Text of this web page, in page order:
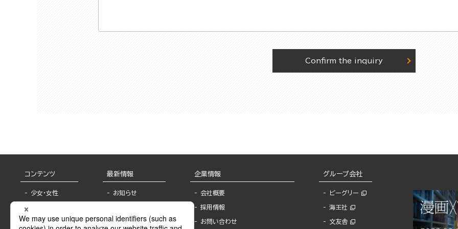
Confirm the inquiry
コンテンツ
少女・女性
BL
最新情報
お知らせ
報
企業情報
会社概要
採用情報
お問い合わせ
グループ会社
ビーグリー
海王社
文友舎